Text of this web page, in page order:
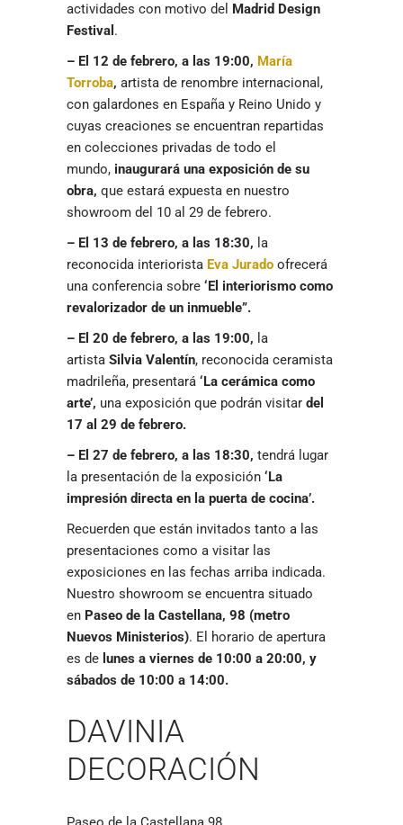
actividades con motivo del Madrid Design
Festival .
– El 12 de febrero, a las 19:00, María
Torroba, artista de renombre internacional,
con galardones en España y Reino Unido y
cuyas creaciones se encuentran repartidas
en colecciones privadas de todo el
mundo, inaugurará una exposición de su
obra, que estará expuesta en nuestro
showroom del 10 al 29 de febrero.
– El 13 de febrero, a las 18:30, la
reconocida interiorista Eva Jurado ofrecerá
una conferencia sobre ‘El interiorismo como
revalorizador de un inmueble”.
– El 20 de febrero, a las 19:00, la
artista Silvia Valentín, reconocida ceramista
madrileña, presentará ‘La cerámica como
arte’, una exposición que podrán visitar del
17 al 29 de febrero.
– El 27 de febrero, a las 18:30, tendrá lugar
la presentación de la exposición ‘La
impresión directa en la puerta de cocina’.
Recuerden que están invitados tanto a las
presentaciones como a visitar las
exposiciones en las fechas arriba indicada.
Nuestro showroom se encuentra situado
en Paseo de la Castellana, 98 (metro
Nuevos Ministerios). El horario de apertura
es de lunes a viernes de 10:00 a 20:00, y
sábados de 10:00 a 14:00.
DAVINIA
DECORACIÓN